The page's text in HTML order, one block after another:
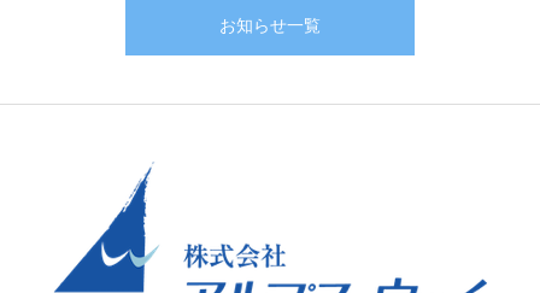
お知らせ一覧